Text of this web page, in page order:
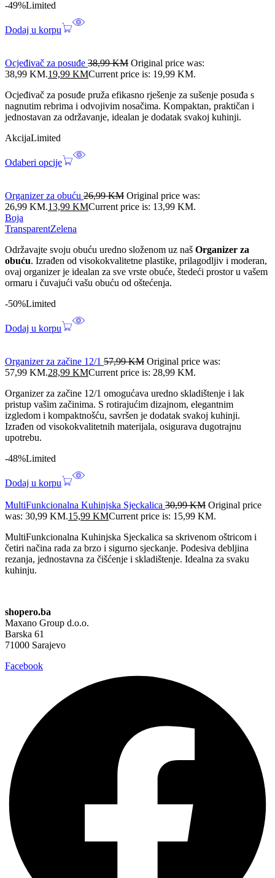
-49%Limited
Dodaj u korpu
Ocjeđivač za posuđe 38,99KM Original price was:
38,99 KM.19,99 KMCurrent price is: 19,99 KM.
Ocjeđivač za posuđe pruža efikasno rješenje za sušenje posuđa s
nagnutim rebrima i odvojivim nosačima. Kompaktan, praktičan i
jednostavan za održavanje, idealan je dodatak svakoj kuhinji.
AkcijaLimited
Odaberi opcije
Organizer za obuću 26,99KM Original price was:
26,99 KM.13,99 KMCurrent price is: 13,99 KM.
Boja
TransparentZelena
Održavajte svoju obuću uredno složenom uz naš Organizer za
obuću. Izrađen od visokokvalitetne plastike, prilagodljiv i moderan,
ovaj organizer je idealan za sve vrste obuće, štedeći prostor u vašem
ormaru i čuvajući vašu obuću od oštećenja.
-50%Limited
Dodaj u korpu
Organizer za začine 12/1 57,99KM Original price was:
57,99 KM.28,99 KMCurrent price is: 28,99 KM.
Organizer za začine 12/1 omogućava uredno skladištenje i lak
pristup vašim začinima. S rotirajućim dizajnom, elegantnim
izgledom i kompaktnošću, savršen je dodatak svakoj kuhinji.
Izrađen od visokokvalitetnih materijala, osigurava dugotrajnu
upotrebu.
-48%Limited
Dodaj u korpu
MultiFunkcionalna Kuhinjska Sjeckalica 30,99KM Original price
was: 30,99 KM.15,99 KMCurrent price is: 15,99 KM.
MultiFunkcionalna Kuhinjska Sjeckalica sa skrivenom oštricom i
četiri načina rada za brzo i sigurno sjeckanje. Podesiva debljina
rezanja, jednostavna za čišćenje i skladištenje. Idealna za svaku
kuhinju.
shopero.ba
Maxano Group d.o.o.
Barska 61
71000 Sarajevo
Facebook